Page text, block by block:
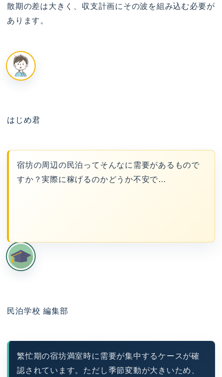
散期の差は大きく、収支計画にその波を組み込む必要が
あります。
はじめ君
宿坊の周辺の民泊ってそんなに需要があるもので
すか？実際に稼げるのかどうか不安で…
民泊学校 編集部
繁忙期の宿坊満室時に需要が集中するケースが確
認されています。ただし季節変動が大きいため、